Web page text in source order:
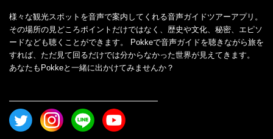
様々な観光スポットを音声で案内してくれる音声ガイドツアーアプリ。
その場所の見どころポイントだけではなく、歴史や文化、秘密、エピソ
ードなども聴くことができます。 Pokkeで音声ガイドを聴きながら旅を
すれば、ただ見て回るだけでは分からなかった世界が見えてきます。
あなたもPokkeと一緒に出かけてみませんか？